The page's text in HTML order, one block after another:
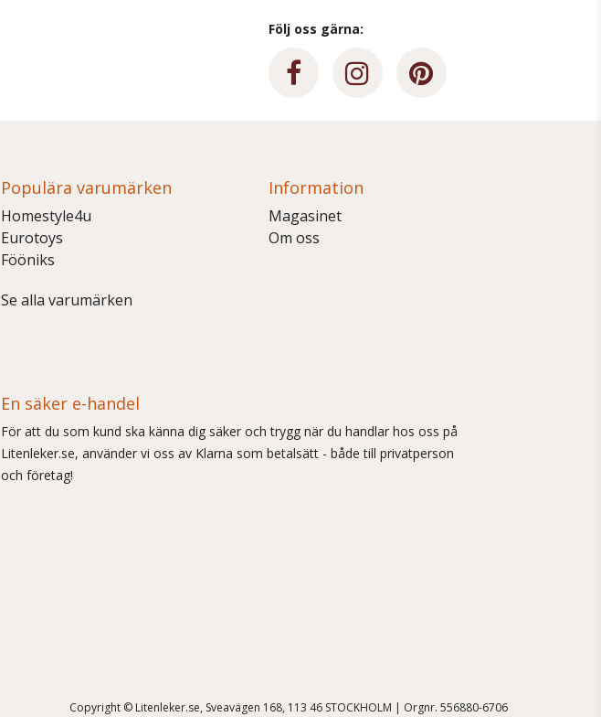
Följ oss gärna:
Populära varumärken
Homestyle4u
Eurotoys
Fööniks
Se alla varumärken
Information
Magasinet
Om oss
En säker e-handel
För att du som kund ska känna dig säker och trygg när du handlar hos oss på
Litenleker.se, använder vi oss av Klarna som betalsätt - både till privatperson
och företag!
Copyright © Litenleker.se, Sveavägen 168, 113 46 STOCKHOLM | Orgnr. 556880-6706